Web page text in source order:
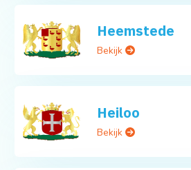
Heemstede
Bekijk
Heiloo
Bekijk